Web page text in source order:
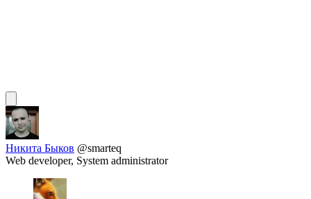
Никита Быков @smarteq
Web developer, System administrator